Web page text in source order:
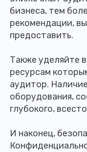
бизнеса, тем
рекомендации,
предоставить.
Также уделяйте
ресурсам
аудитор.
оборудования,
глубокого,
И наконец,